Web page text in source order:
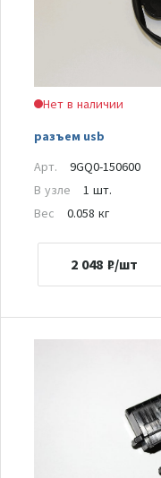
Нет в наличии
разъем usb
Арт.
9GQ0-150600
В узле
1 шт.
Вес
0.058 кг
2 048 ₽/шт